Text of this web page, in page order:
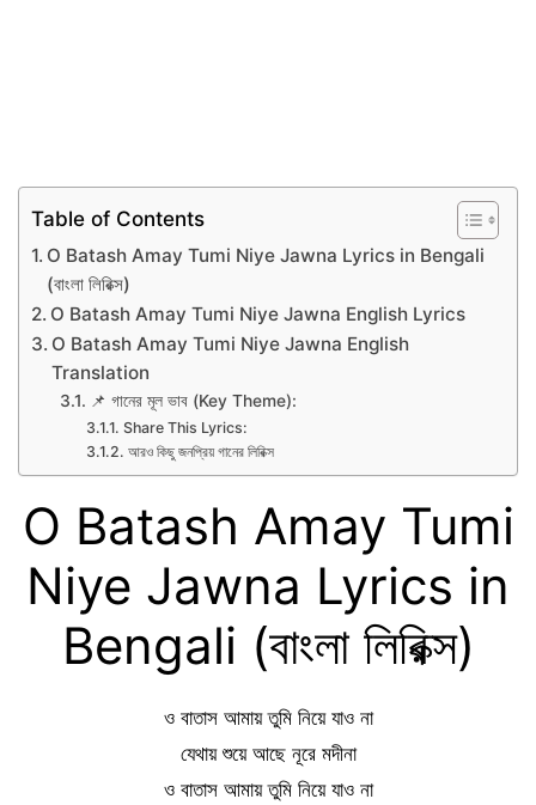
Table of Contents
O Batash Amay Tumi Niye Jawna Lyrics in Bengali
(বাংলা লিরিক্স)
O Batash Amay Tumi Niye Jawna English Lyrics
O Batash Amay Tumi Niye Jawna English
Translation
📌 গানের মূল ভাব (Key Theme):
Share This Lyrics:
আরও কিছু জনপ্রিয় গানের লিরিক্স
O Batash Amay Tumi
Niye Jawna Lyrics in
Bengali (বাংলা লিরিক্স)
ও বাতাস আমায় তুমি নিয়ে যাও না
যেথায় শুয়ে আছে নূরে মদীনা
ও বাতাস আমায় তুমি নিয়ে যাও না